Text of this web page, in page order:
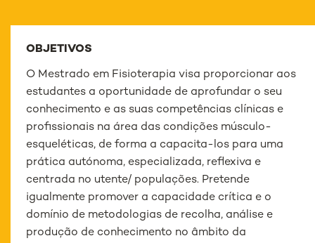
OBJETIVOS
O Mestrado em Fisioterapia visa proporcionar aos
estudantes a oportunidade de aprofundar o seu
conhecimento e as suas competências clínicas e
profissionais na área das condições músculo-
esqueléticas, de forma a capacita-los para uma
prática autónoma, especializada, reflexiva e
centrada no utente/ populações. Pretende
igualmente promover a capacidade crítica e o
domínio de metodologias de recolha, análise e
produção de conhecimento no âmbito da